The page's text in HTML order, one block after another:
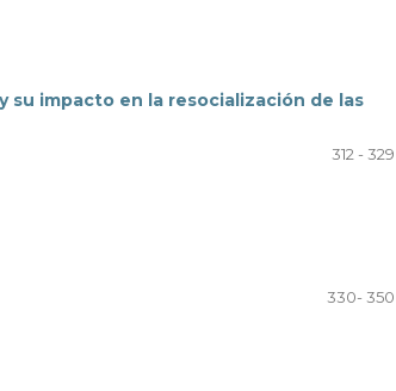
su impacto en la resocialización de las
312 - 329
330- 350